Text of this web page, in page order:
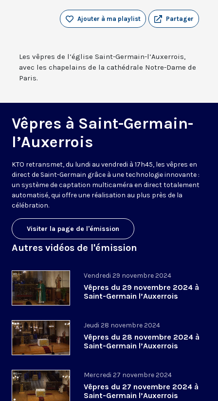
Partager
Ajouter à ma playlist
Les vêpres de l’église Saint-Germain-l’Auxerrois,
avec les chapelains de la cathédrale Notre-Dame de
Paris.
Vêpres à Saint-Germain-
l’Auxerrois
KTO retransmet, du lundi au vendredi à 17h45, les vêpres en
direct de Saint-Germain grâce à une technologie innovante :
un système de captation multicaméra en direct totalement
automatisé, qui offre une réalisation au plus près de la
célébration.
Visiter la page de l'émission
Autres vidéos de l'émission
Vendredi 29 novembre 2024
Vêpres du 29 novembre 2024 à
Saint-Germain l’Auxerrois
Jeudi 28 novembre 2024
Vêpres du 28 novembre 2024 à
Saint-Germain l’Auxerrois
Mercredi 27 novembre 2024
Vêpres du 27 novembre 2024 à
Saint-Germain l’Auxerrois